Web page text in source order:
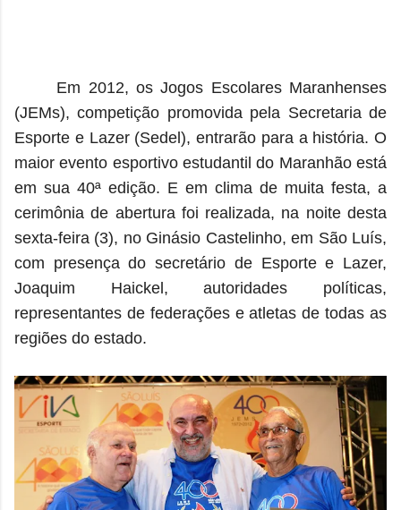
Em 2012, os Jogos Escolares Maranhenses
(JEMs), competição promovida pela Secretaria de
Esporte e Lazer (Sedel), entrarão para a história. O
maior evento esportivo estudantil do Maranhão está
em sua 40ª edição. E em clima de muita festa, a
cerimônia de abertura foi realizada, na noite desta
sexta-feira (3), no Ginásio Castelinho, em São Luís,
com presença do secretário de Esporte e Lazer,
Joaquim Haickel, autoridades políticas,
representantes de federações e atletas de todas as
regiões do estado.